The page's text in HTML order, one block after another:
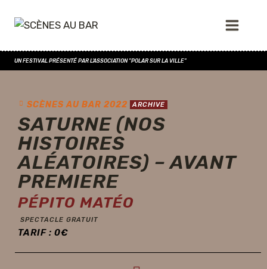
UN FESTIVAL PRÉSENTÉ PAR L'ASSOCIATION "POLAR SUR LA VILLE"
SCÈNES AU BAR 2022 ARCHIVE
SATURNE (NOS
HISTOIRES
ALÉATOIRES) – AVANT
PREMIERE
PÉPITO MATÉO
SPECTACLE GRATUIT
TARIF : 0€